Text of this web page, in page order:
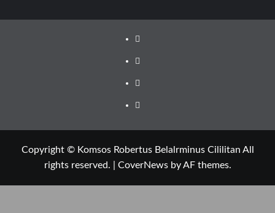
Youtube
Facebook
Instagram
Privacy
Copyright © Komsos Robertus Belalrminus Cililitan All
rights reserved.
CoverNewsby AF themes.